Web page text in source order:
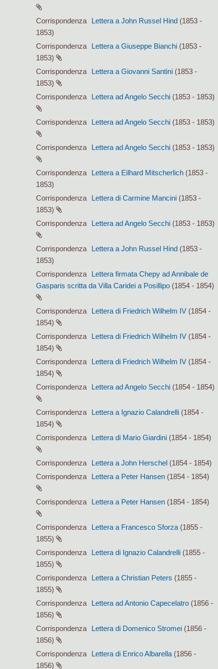
Corrispondenza Lettera a John Russel Hind (1853 -
1853)
Corrispondenza
Lettera a Giuseppe Bianchi (1853 -
1853)
Corrispondenza
Lettera a Giovanni Santini (1853 -
1853)
Corrispondenza
Lettera ad Angelo Secchi (1853 - 1853)
Corrispondenza Lettera ad Angelo Secchi (1853 - 1853)
Corrispondenza Lettera ad Angelo Secchi (1853 - 1853)
Corrispondenza Lettera a Eilhard Mitscherlich (1853 -
1853)
Corrispondenza
Lettera di Carmine Mancini (1853 -
1853)
Corrispondenza
Lettera ad Angelo Secchi (1853 - 1853)
Corrispondenza Lettera a John Russel Hind (1853 -
1853)
Corrispondenza
Lettera firmata Chepy ad Annibale de
Gasparis scritta da Villa Caridei a Posillipo (1854 - 1854)
Corrispondenza Lettera di Friedrich Wilhelm IV (1854 -
1854)
Corrispondenza
Lettera di Friedrich Wilhelm IV (1854 -
1854)
Corrispondenza
Lettera di Friedrich Wilhelm IV (1854 -
1854)
Corrispondenza
Lettera ad Angelo Secchi (1854 - 1854)
Corrispondenza Lettera a Ignazio Calandrelli (1854 -
1854)
Corrispondenza
Lettera di Mario Giardini (1854 - 1854)
Corrispondenza Lettera a John Herschel (1854 - 1854)
Corrispondenza
Lettera a Peter Hansen (1854 - 1854)
Corrispondenza Lettera a Peter Hansen (1854 - 1854)
Corrispondenza Lettera a Francesco Sforza (1855 -
1855)
Corrispondenza
Lettera di Ignazio Calandrelli (1855 -
1855)
Corrispondenza
Lettera a Christian Peters (1855 -
1855)
Corrispondenza
Lettera ad Antonio Capecelatro (1856 -
1856)
Corrispondenza
Lettera di Domenico Stromei (1856 -
1856)
Corrispondenza
Lettera di Enrico Albarella (1856 -
1856)